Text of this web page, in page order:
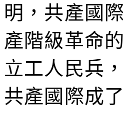
明，共產國
產階級革命
立工人民兵
共產國際成